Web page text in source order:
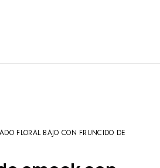
FLORAL BAJO CON FRUNCIDO DE